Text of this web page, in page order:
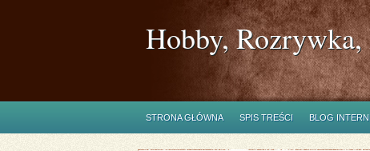
Hobby,
STRONA GŁÓWNA SPIS TREŚCI BLOG